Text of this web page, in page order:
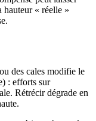
hauteur « réelle »
des cales modifie le
: efforts sur
Rétrécir dégrade en